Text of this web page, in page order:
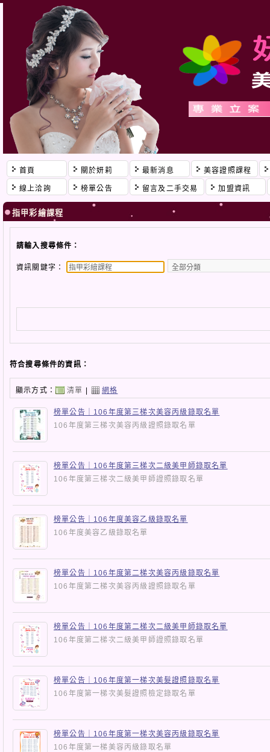
首頁 關於妍莉 最新消息 美容證照課程
線上洽詢 榜單公告 留言及二手交易 加盟資訊
指甲彩繪課程
請輸入搜尋條件：
資訊關鍵字：
符合搜尋條件的資訊：
顯示方式： 清單 | 網格
榜單公告｜106年度第三梯次美容丙級錄取名單
106年度第三梯次美容丙級證照錄取名單
榜單公告｜106年度第三梯次二級美甲師錄取名單
106年度第三梯次二級美甲師證照錄取名單
榜單公告｜106年度美容乙級錄取名單
106年度美容乙級錄取名單
榜單公告｜106年度第二梯次美容丙級錄取名單
106年度第二梯次美容丙級證照錄取名單
榜單公告｜106年度第二梯次二級美甲師錄取名單
106年度第二梯次二級美甲師證照錄取名單
榜單公告｜106年度第一梯次美髮證照錄取名單
106年度第一梯次美髮證照檢定錄取名單
榜單公告｜106年度第一梯次美容丙級錄取名單
106年度第一梯美容丙級錄取名單